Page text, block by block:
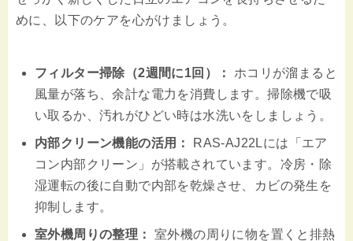
めに、以下のケアを心がけましょう。
フィルター掃除（2週間に1回）：
ホコリが溜まると
風量が落ち、余計な電力を消費します。掃除機で吸
い取るか、汚れがひどい時は水洗いをしましょう。
内部クリーン機能の活用：
RAS-AJ22Lには「エア
コン内部クリーン」が搭載されています。冷房・除
湿運転の後に自動で内部を乾燥させ、カビの発生を
抑制します。
室外機周りの整理：
室外機の周りに物を置くと排熱